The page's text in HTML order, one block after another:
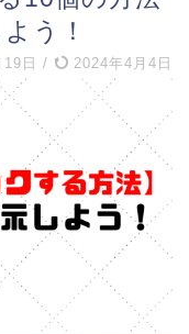
う！
日 / 2024年4月4日